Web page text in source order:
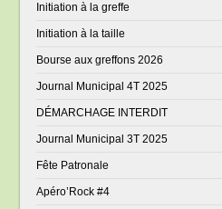
Initiation à la greffe
Initiation à la taille
Bourse aux greffons 2026
Journal Municipal 4T 2025
DÉMARCHAGE INTERDIT
Journal Municipal 3T 2025
Fête Patronale
Apéro’Rock #4